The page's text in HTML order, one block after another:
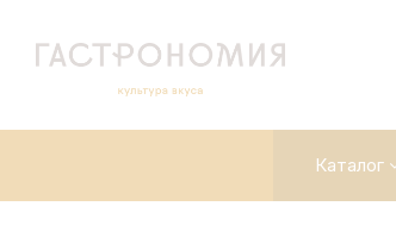
Каталог